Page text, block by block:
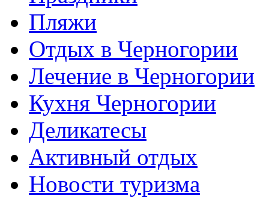
Пляжи
Отдых в Черногории
Лечение в Черногории
Кухня Черногории
Деликатесы
Активный отдых
Новости туризма